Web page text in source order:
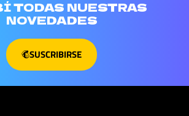
TODAS NUESTRAS
NOVEDADES
SUSCRIBIRSE